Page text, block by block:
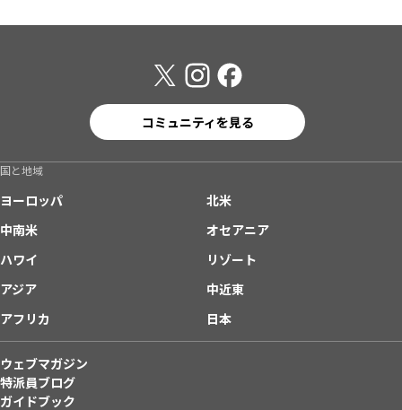
コミュニティを見る
国と地域
ヨーロッパ
北米
中南米
オセアニア
ハワイ
リゾート
アジア
中近東
アフリカ
日本
ウェブマガジン
特派員ブログ
ガイドブック